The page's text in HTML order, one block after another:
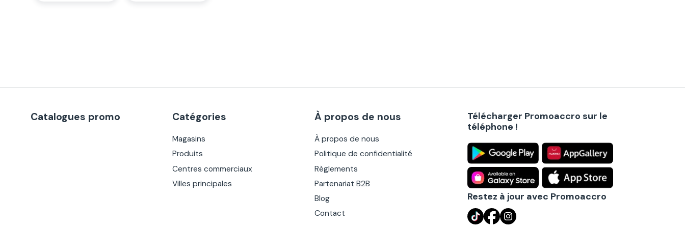
Catalogues promo Catégories
Magasins
Produits
Centres commerciaux
Villes principales
À propos de nous
À propos de nous
Politique de confidentialité
Règlements
Partenariat B2B
Blog
Contact
Télécharger Promoaccro sur le
téléphone !
Restez à jour avec Promoaccro